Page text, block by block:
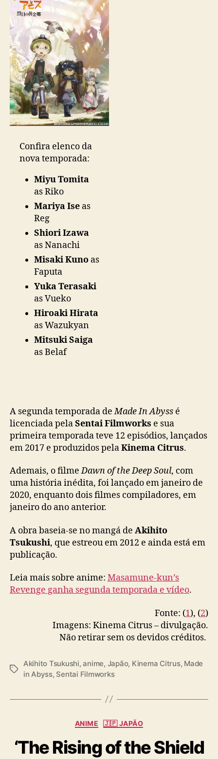
Confira elenco da
nova temporada:
Miyu Tomita
as Riko
Mariya Ise as
Reg
Shiori Izawa
as Nanachi
Misaki Kuno as
Faputa
Yuka Terasaki
as Vueko
Hiroaki Hirata
as Wazukyan
Mitsuki Saiga
as Belaf
A segunda temporada deMade In Abyss é
licenciada pelaSentai Filmworks e sua
primeira temporada teve 12 episódios, lançados
em 2017 e produzidos pelaKinema Citrus.
Ademais, o filmeDawn of the Deep Soul, com
uma história inédita, foi lançado em janeiro de
2020, enquanto dois filmes compiladores, em
janeiro do ano anterior.
A obra baseia-se no mangá de Akihito
Tsukushi, que estreou em 2012 e ainda está em
publicação.
Leia mais sobre anime: Masamune-kun’s
Revenge ganha segunda temporada e vídeo.
Fonte: (1), (2)
Imagens: Kinema Citrus – divulgação.
Não retirar sem os devidos créditos.
T
s
Akihito Tsukushi,anime, Japão, Kinema Citrus, Made
in Abyss, Sentai Filmworks
C
t
e
ANIME 🇯🇵 JAPÃO
‘The Rising of the Shield